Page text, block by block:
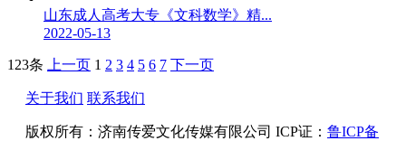
山东成人高考大专《文科数学》精...
2022-05-13
123条 上一页 1 2 3 4 5 6 7 下一页
关于我们 联系我们
版权所有： 济南传爱文化传媒有限公司 ICP证： 鲁ICP备